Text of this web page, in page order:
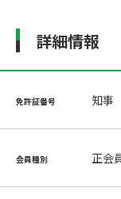
詳細情報
免許証番号 知事
会員種別 正会